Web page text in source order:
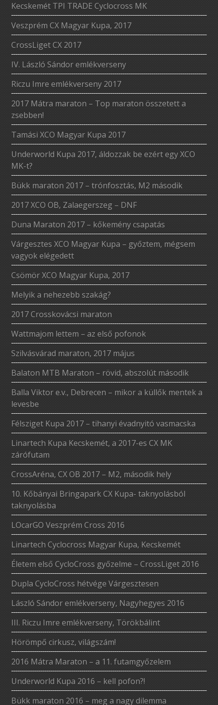
Kecskemét TPI TRADE Cyclocross MK
Veszprém CX Magyar Kupa, 2017
CrossLiget CX 2017
IV. László Sándor emlékverseny
Riczu Imre emlékverseny 2017
2017 Mátra maraton – Top maraton összetett a
zsebben!
Tamási XCO Magyar Kupa 2017
Underworld Kupa 2017, áldozzak be ezért egy XCO
MK-t?
Bükk maraton 2017 – trónfosztás, M2 második
2017 XCO OB, Zalaegerszeg – DNF
Duna Maraton 2017 – kőkemény csapatás
Várgesztes XCO Magyar Kupa – győztem, mégsem
vagyok elégedett
Csömör XCO Magyar Kupa, 2017
Melyik a nehezebb szakág?
2017 Crosskovácsi maraton
Wattmajom lettem – az első pofonok
Szilvásvárad maraton, 2017 május
Balaton MTB Maraton – rövid, abszolút második
Balla Viktor e.v., Debrecen – mikor a küllők mentek a
levesbe
Félsziget Kupa 2017 – tihanyi évadnyitó vasmacska
Linartech Kupa Kecskemét, a 2017-es CX MK
zárófutam
CrossAréna, CX OB 2017 – M2, második hely
10. Kőbányai Bringapark CX Kupa- taknyolásból
taknyolásba
LOcarGO Veszprém Cross 2016
Linartech Cyclocross Magyar Kupa, Kecskemét
Életem első CycloCross győzelme – CrossLiget 2016
Dupla CycloCross hétvége Várgesztesen
László Sándor emlékverseny, Nagyhegyes 2016
III. Riczu Imre emlékverseny, Törökbálint
Hörömpő cirkusz, világszám!
2016 Mátra Maraton – a 11. futamgyőzelem
Underworld Kupa 2016 – kell pofon?!
Bükk maraton 2016 – meg a nagy dilemma